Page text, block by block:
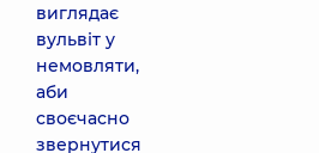
виглядає
вульвіт у
немовляти,
аби
своєчасно
звернутися